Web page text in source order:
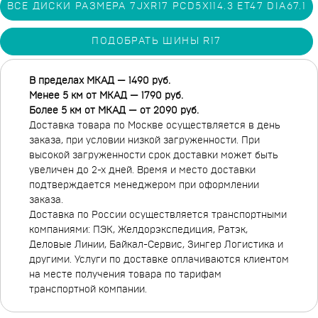
ВСЕ ДИСКИ РАЗМЕРА 7JXR17 PCD5X114.3 ET47 DIA67.1
ПОДОБРАТЬ ШИНЫ R17
В пределах МКАД — 1490 руб.
Менее 5 км от МКАД — 1790 руб.
Более 5 км от МКАД — от 2090 руб.
Доставка товара по Москве осуществляется в день
заказа, при условии низкой загруженности. При
высокой загруженности срок доставки может быть
увеличен до 2-х дней. Время и место доставки
подтверждается менеджером при оформлении
заказа.
Доставка по России осуществляется транспортными
компаниями: ПЭК, Желдорэкспедиция, Ратэк,
Деловые Линии, Байкал-Сервис, Зингер Логистика и
другими. Услуги по доставке оплачиваются клиентом
на месте получения товара по тарифам
транспортной компании.